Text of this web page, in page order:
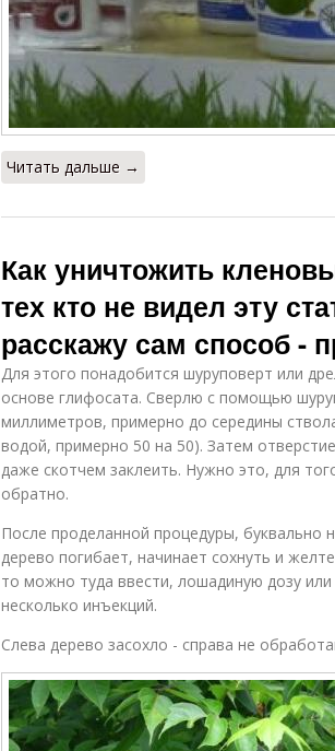
Читать дальше →
Как уничтожить
тех кто не видел эту
расскажу сам способ -
Для этого понадобится шуруповерт или
основе глифосата. Сверлю с помощью
миллиметров, примерно до середины
водой, примерно 50 на 50). Затем
даже скотчем заклеить. Нужно это, для
обратно.
После проделанной процедуры, буквально
дерево погибает, начинает сохнуть и
то можно туда ввести, лошадиную дозу
несколько инъекций.
Слева дерево засохло - справа не